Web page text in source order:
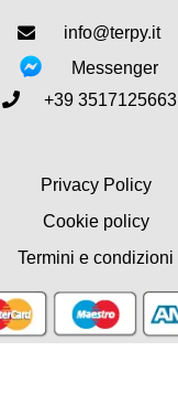
info@terpy.it
Messenger
+39 3517125663
Privacy Policy
Cookie policy
Termini e condizioni